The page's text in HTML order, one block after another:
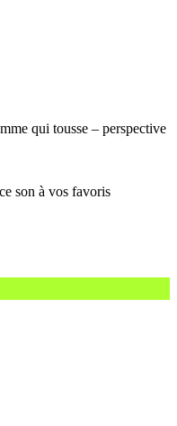
qui tousse – perspective